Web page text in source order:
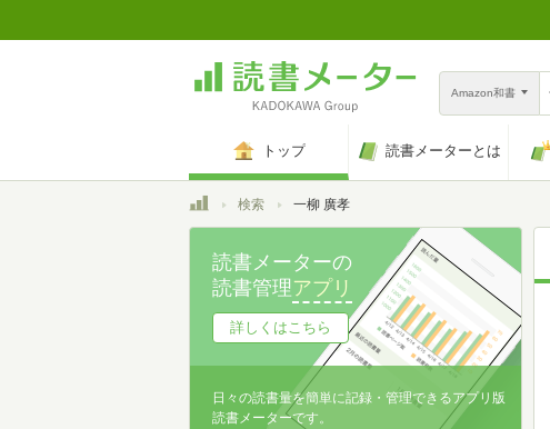
Amazon和書
トップ 読書メーターとは
トップ検索 一柳 廣孝
読書メーターの
読書管理アプリ
詳しくはこちら
日々の読書量を簡単に記録・管理できるアプリ版
読書メーターです。